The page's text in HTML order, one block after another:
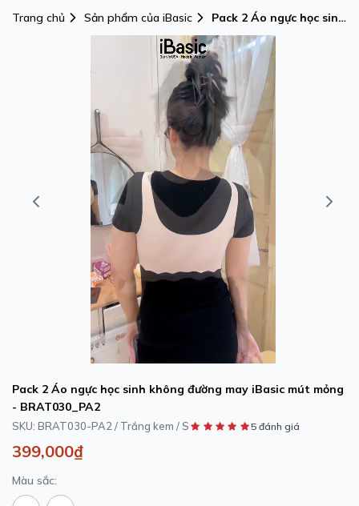
Trang chủ Sản phẩm của iBasic
Pack 2 Áo ngực học sinh
không đường may iBasic
mút mỏng -
BRAT030_PA2
Pack 2 Áo ngực học sinh không đường may iBasic mút mỏng
- BRAT030_PA2
SKU: BRAT030-PA2 / Trắng kem / S 5 đánh giá
399,000₫
Màu sắc: